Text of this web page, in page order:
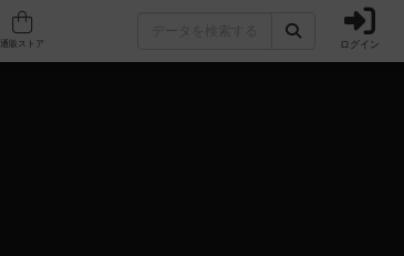
人気ボードゲーム ログイン